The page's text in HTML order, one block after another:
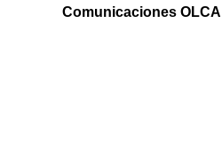
Comunicaciones OLCA